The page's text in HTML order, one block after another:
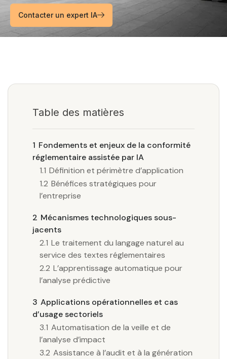
Contacter un expert IA
Table des matières
1 Fondements et enjeux de la conformité
réglementaire assistée par IA
1.1 Définition et périmètre d’application
1.2 Bénéfices stratégiques pour
l’entreprise
2 Mécanismes technologiques sous-
jacents
2.1 Le traitement du langage naturel au
service des textes réglementaires
2.2 L’apprentissage automatique pour
l’analyse prédictive
3 Applications opérationnelles et cas
d’usage sectoriels
3.1 Automatisation de la veille et de
l’analyse d’impact
3.2 Assistance à l’audit et à la génération